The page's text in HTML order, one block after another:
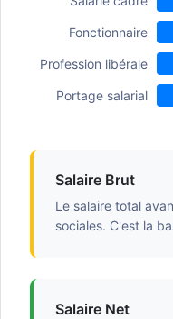
Fonctionnaire
Profession libérale
Portage salarial
Salaire Brut
Le salaire total
sociales. C'est la
Salaire Net